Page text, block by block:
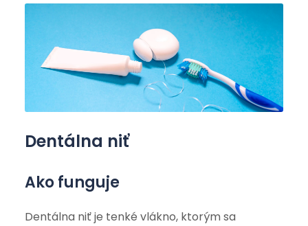
Dentálna niť
Ako funguje
Dentálna niť je tenké vlákno, ktorým sa